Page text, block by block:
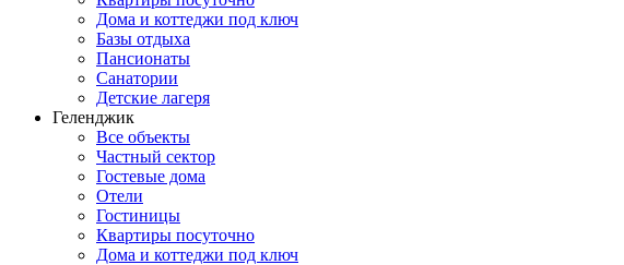
Дома и коттеджи под ключ
Базы отдыха
Пансионаты
Санатории
Детские лагеря
Геленджик
Все объекты
Частный сектор
Гостевые дома
Отели
Гостиницы
Квартиры посуточно
Дома и коттеджи под ключ